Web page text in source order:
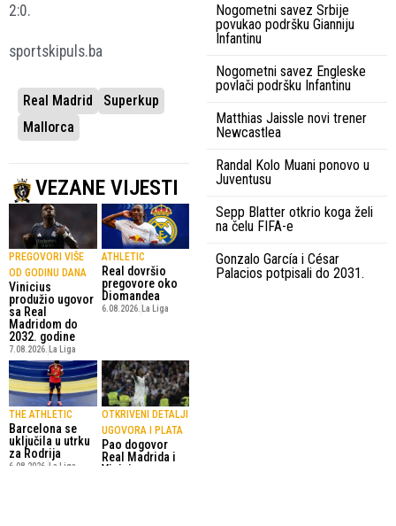
2:0.
sportskipuls.ba
Real Madrid
Superkup
Mallorca
VEZANE VIJESTI
PREGOVORI VIŠE
OD GODINU DANA
Vinicius
produžio ugovor
sa Real
Madridom do
2032. godine
7.08.2026. La Liga
ATHLETIC
Real dovršio
pregovore oko
Diomandea
6.08.2026. La Liga
THE ATHLETIC
Barcelona se
uključila u utrku
za Rodrija
6.08.2026. La Liga
OTKRIVENI DETALJI
UGOVORA I PLATA
Pao dogovor
Real Madrida i
Viniciusa
Nogometni savez Srbije
povukao podršku Gianniju
Infantinu
Nogometni savez Engleske
povlači podršku Infantinu
Matthias Jaissle novi trener
Newcastlea
Randal Kolo Muani ponovo u
Juventusu
Sepp Blatter otkrio koga želi
na čelu FIFA-e
Gonzalo García i César
Palacios potpisali do 2031.